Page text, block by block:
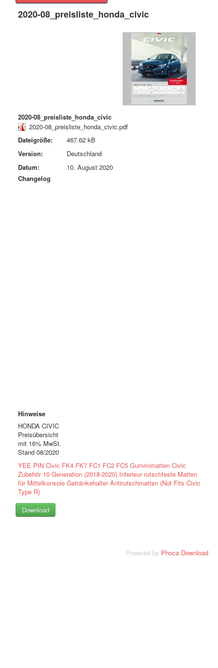
2020-08_preisliste_honda_civic
2020-08_preisliste_honda_civic
2020-08_preisliste_honda_civic.pdf
Dateigröße:
467.62 kB
Version:
Deutschland
Datum:
10. August 2020
Changelog
Hinweise
HONDA CIVIC
Preisübersicht
mit 16% MwSt.
Stand 08/2020
YEE PIN Civic FK4 FK7 FC1 FC2 FC5 Gummimatten Civic
Zubehör 10 Generation (2018-2020) Interieur rutschfeste Matten
für Mittelkonsole Getränkehalter Antirutschmatten (Not Fits Civic
Type R)
Powered by Phoca Download